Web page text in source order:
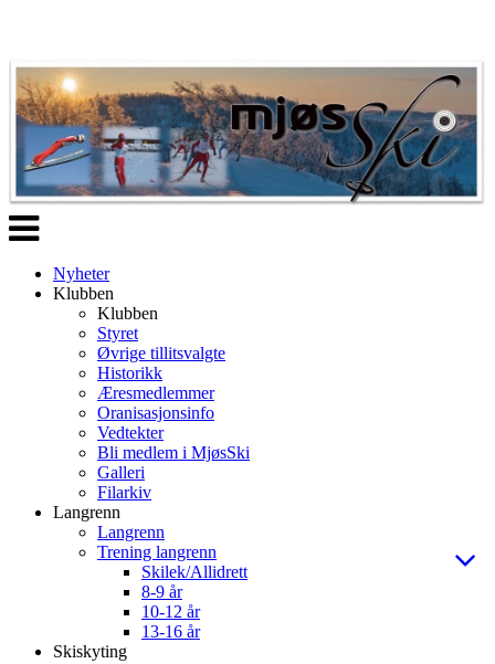
Veksle
navigasjon
Nyheter
Klubben
Klubben
Styret
Øvrige tillitsvalgte
Historikk
Æresmedlemmer
Oranisasjonsinfo
Vedtekter
Bli medlem i MjøsSki
Galleri
Filarkiv
Langrenn
Langrenn
Trening langrenn
Skilek/Allidrett
8-9 år
10-12 år
13-16 år
Skiskyting